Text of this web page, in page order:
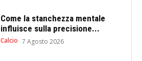
Come la stanchezza mentale
influisce sulla precisione...
Calcio 7 Agosto 2026